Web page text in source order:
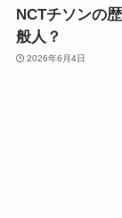
NCTチソンの
般人？
2026年6月4日